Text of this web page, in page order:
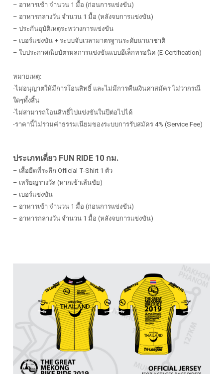
– อาหารเช้า จำนวน 1 มื้อ (ก่อนการแข่งขัน)
– อาหารกลางวัน จำนวน 1 มื้อ (หลังจบการแข่งขัน)
– ประกันอุบัติเหตุระหว่างการแข่งขัน
– เบอร์แข่งขัน + ระบบจับเวลามาตรฐานระดับนานาชาติ
– ใบประกาศณียบัตรผลการแข่งขันแบบอีเล็กทรอนิค (E-Certification)
หมายเหตุ:
-ไม่อนุญาตให้มีการโอนสิทธิ์ และไม่มีการคืนเงินค่าสมัคร ไม่ว่ากรณี
ใดๆทั้งสิ้น
-ไม่สามารถโอนสิทธิ์ไปแข่งขันในปีต่อไปได้
-ราคานี้ไม่รวมค่าธรรมเนียมของระบบการรับสมัคร 4% (Service Fee)
ประเภทเดี่ยว FUN RIDE 10 กม.
– เสื้อยืดที่ระลึก Official T-Shirt 1 ตัว
– เหรียญรางวัล (หากเข้าเส้นชัย)
– เบอร์แข่งขัน
– อาหารเช้า จำนวน 1 มื้อ (ก่อนการแข่งขัน)
– อาหารกลางวัน จำนวน 1 มื้อ (หลังจบการแข่งขัน)